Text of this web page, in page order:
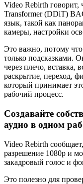
Video Rebirth говорит,
Transformer (DDiT)
язык, такой как
камеры, настройки
Это важно, потому
только подсказками.
через плечо, вставка,
раскрытие, переход,
который принимает
рабочий процесс.
Создавайте
аудио в одном
Video Rebirth
разрешение 1080p и
закадровый голос и
Это полезно для